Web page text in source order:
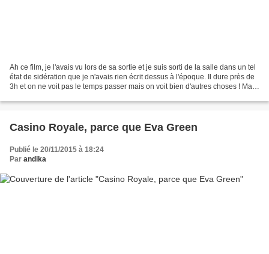
Ah ce film, je l'avais vu lors de sa sortie et je suis sorti de la salle dans un tel
état de sidération que je n'avais rien écrit dessus à l'époque. Il dure près de
3h et on ne voit pas le temps passer mais on voit bien d'autres choses ! Mais
Casino Royale, parce que Eva Green
Publié le 20/11/2015 à 18:24
Par andika